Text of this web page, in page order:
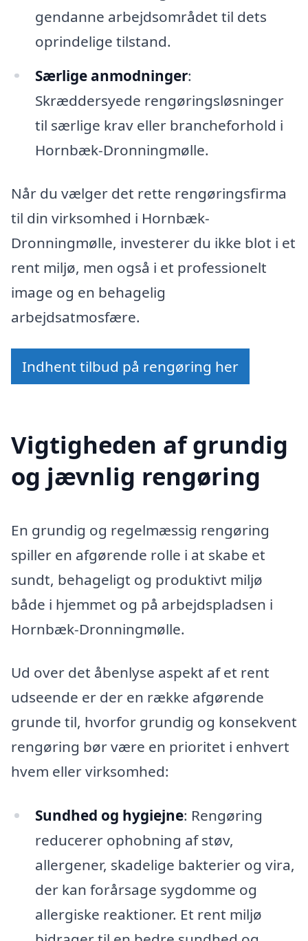
gendanne arbejdsområdet til dets
oprindelige tilstand.
Særlige anmodninger:
Skræddersyede rengøringsløsninger
til særlige krav eller brancheforhold i
Hornbæk-Dronningmølle.
Når du vælger det rette rengøringsfirma
til din virksomhed i Hornbæk-
Dronningmølle, investerer du ikke blot i et
rent miljø, men også i et professionelt
image og en behagelig
arbejdsatmosfære.
Indhent tilbud på rengøring her
Vigtigheden af grundig
og jævnlig rengøring
En grundig og regelmæssig rengøring
spiller en afgørende rolle i at skabe et
sundt, behageligt og produktivt miljø
både i hjemmet og på arbejdspladsen i
Hornbæk-Dronningmølle.
Ud over det åbenlyse aspekt af et rent
udseende er der en række afgørende
grunde til, hvorfor grundig og konsekvent
rengøring bør være en prioritet i enhvert
hvem eller virksomhed:
Sundhed og hygiejne: Rengøring
reducerer ophobning af støv,
allergener, skadelige bakterier og vira,
der kan forårsage sygdomme og
allergiske reaktioner. Et rent miljø